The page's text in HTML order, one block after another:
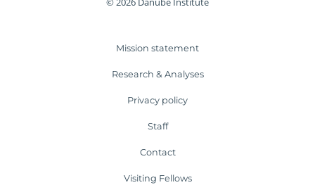
Mission statement
Research & Analyses
Privacy policy
Staff
Contact
Visiting Fellows